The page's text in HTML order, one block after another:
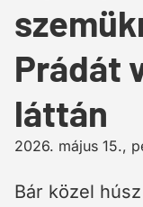
Prádát
láttán
2026. május 15.,
Bár közel